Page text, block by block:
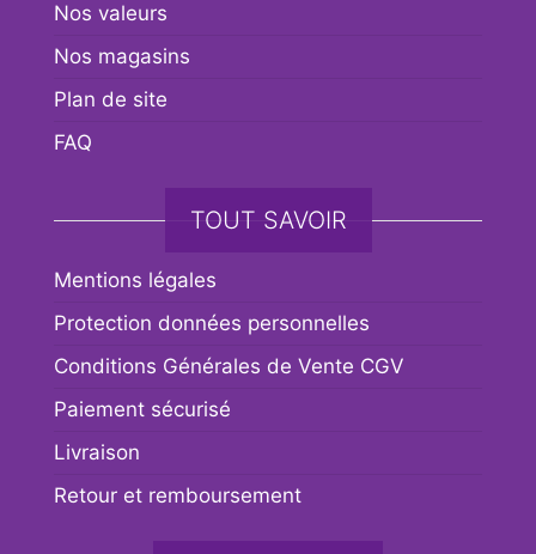
Nos valeurs
Nos magasins
Plan de site
FAQ
TOUT SAVOIR
Mentions légales
Protection données personnelles
Conditions Générales de Vente CGV
Paiement sécurisé
Livraison
Retour et remboursement